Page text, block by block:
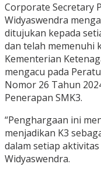
Corporate Secretary
Widyaswendra
ditujukan kepada
dan telah memenuhi
Kementerian
mengacu pada
Nomor 26 Tahun
Penerapan SMK3.
“Penghargaan ini
menjadikan K3
dalam setiap
Widyaswendra.